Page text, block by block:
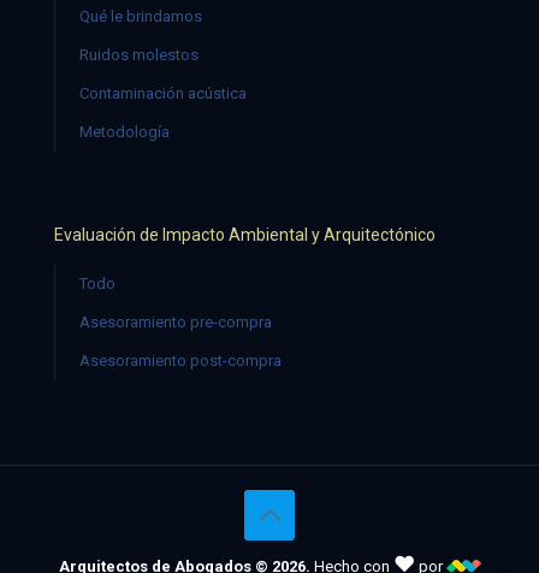
Qué le brindamos
Ruidos molestos
Contaminación acústica
Metodología
Evaluación de Impacto Ambiental y Arquitectónico
Todo
Asesoramiento pre-compra
Asesoramiento post-compra
Arquitectos de Abogados © 2026. Hecho con ♥ por